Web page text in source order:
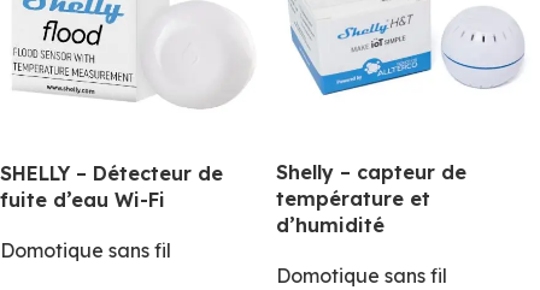
SHELLY – Détecteur de
fuite d’eau Wi-Fi
Domotique sans fil
Shelly – capteur de
température et
d’humidité
Domotique sans fil